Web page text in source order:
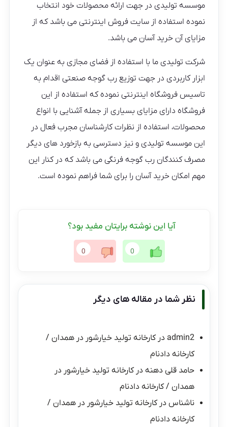
موسسه تولیدی در جهت ارائه محصولات خود انتخاب
نموده استفاده از سایت فروش اینترنتی می باشد که از
مزایای آن خرید آسان می باشد.
شرکت تولیدی ما با استفاده از فضای مجازی به عنوان یک
ابزار کاربردی در جهت توزیع رب گوجه صنعتی اقدام به
تاسیس فروشگاه اینترنتی نموده که استفاده از این
فروشگاه دارای مزایای بسیاری از جمله آشنایی با انواع
محصولات، استفاده از نظرات کارشناسان مجرب فعال در
این موسسه تولیدی و نیز دسترسی به بازخورد های دیگر
مصرف کنندگان رب گوجه فرنگی می باشد که در کنار این
مهم امکان خرید آسان را برای شما فراهم نموده است.
آیا این نوشته برایتان مفید بود؟
0
0
نظر شما در مقاله های دیگر
admin2 درکارخانه تولید خیارشور در همدان /
کارخانه دادنام
حامد قلی دهنه درکارخانه تولید خیارشور در
همدان / کارخانه دادنام
ناشناس درکارخانه تولید خیارشور در همدان /
کارخانه دادنام